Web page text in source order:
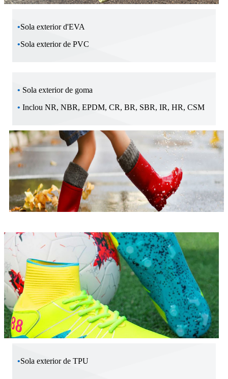
•Sola exterior d'EVA
•Sola exterior de PVC
• Sola exterior de goma
• Inclou NR, NBR, EPDM, CR, BR, SBR, IR, HR, CSM
•Sola exterior de TPU